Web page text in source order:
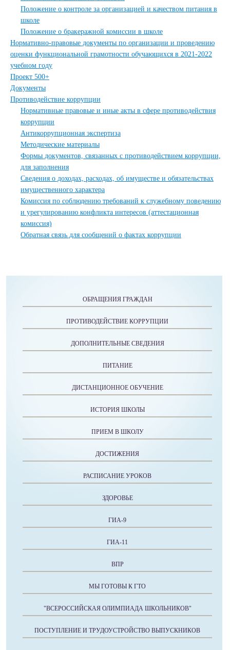
Положение о контроле за организацией и качеством питания в
школе
Положение о бракеражной комиссии в школе
Нормативно-правовые документы по организации и проведению
оценки функциональной грамотности обучающихся в 2021-2022
учебном году
Проект 500+
Документы
Противодействие коррупции
Нормативные правовые и иные акты в сфере противодействия
коррупции
Антикоррупционная экспертиза
Методические материалы
Формы документов, связанных с противодействием коррупции,
для заполнения
Сведения о доходах, расходах, об имуществе и обязательствах
имущественного характера
Комиссия по соблюдению требований к служебному поведению
и урегулированию конфликта интересов (аттестационная
комиссия)
Обратная связь для сообщений о фактах коррупции
ОБРАЩЕНИЯ ГРАЖДАН
ПРОТИВОДЕЙСТВИЕ КОРРУПЦИИ
ДОПОЛНИТЕЛЬНЫЕ СВЕДЕНИЯ
ПИТАНИЕ
ДИСТАНЦИОННОЕ ОБУЧЕНИЕ
ИСТОРИЯ ШКОЛЫ
ПРИЕМ В ШКОЛУ
ДОСТИЖЕНИЯ
РАСПИСАНИЕ УРОКОВ
ЗДОРОВЬЕ
ГИА-9
ГИА-11
ВПР
МЫ ГОТОВЫ К ГТО
"ВСЕРОССИЙСКАЯ ОЛИМПИАДА ШКОЛЬНИКОВ"
ПОСТУПЛЕНИЕ И ТРУДОУСТРОЙСТВО ВЫПУСКНИКОВ